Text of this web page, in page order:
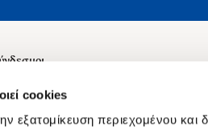
cookies
εξατομίκευση περιεχομένου
εμάς